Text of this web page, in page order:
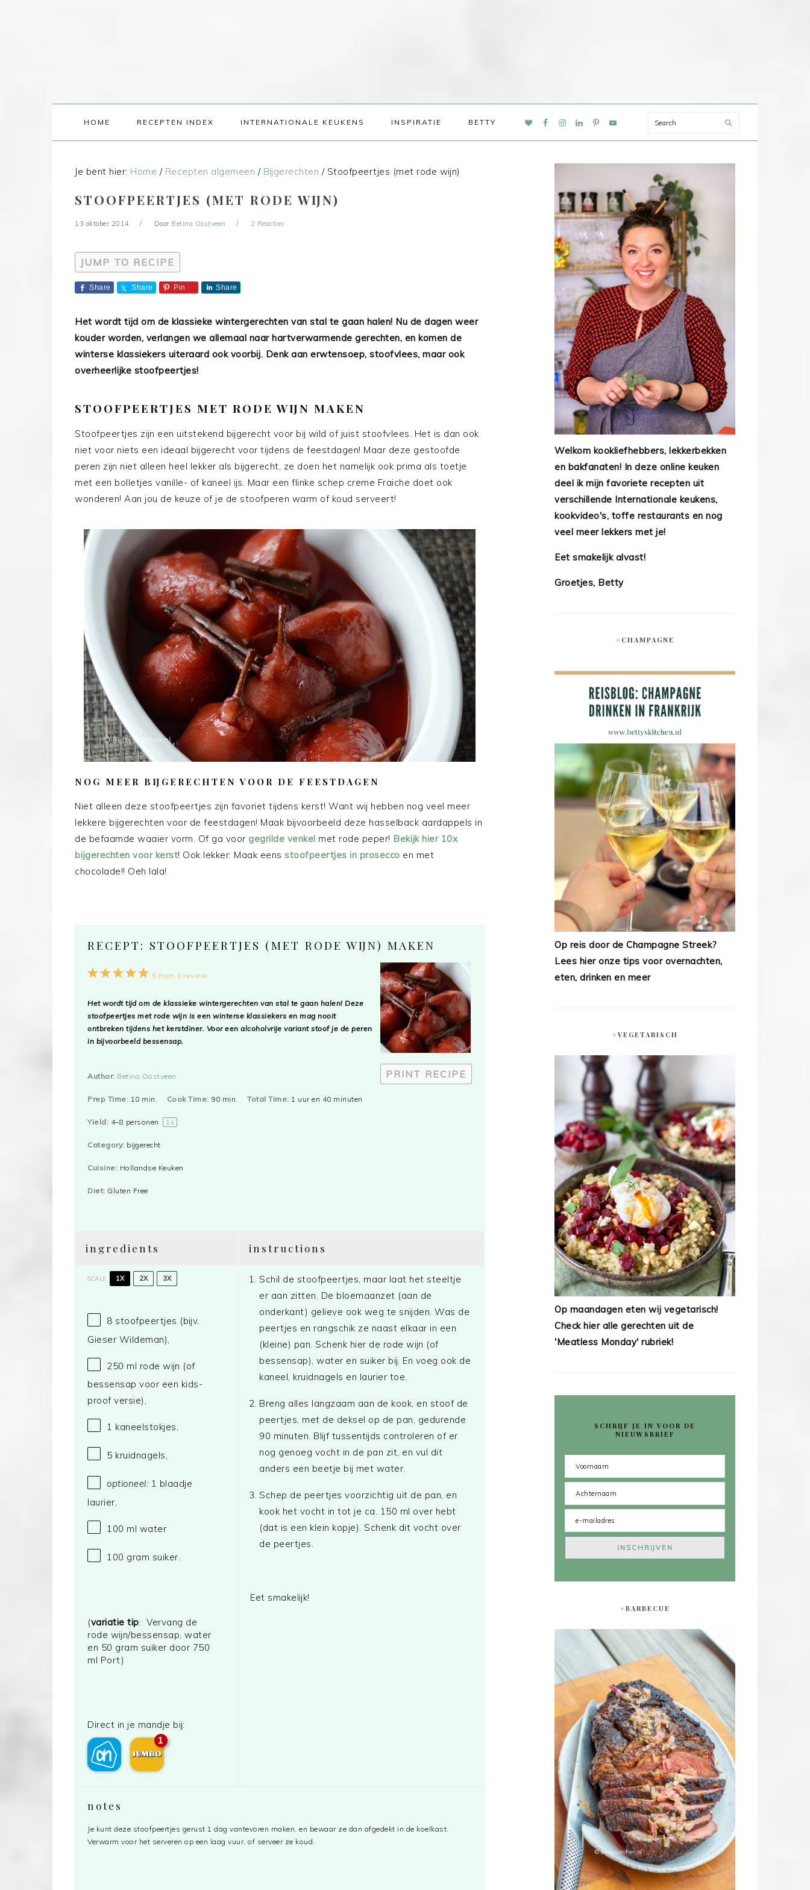
HOME RECEPTEN INDEX INTERNATIONALE KEUKENS INSPIRATIE BETTY
NAV
Search
Je bent hier: Home / Recepten algemeen / Bijgerechten /Stoofpeertjes (met rode wijn)
STOOFPEERTJES (MET RODE WIJN)
13 oktober 2014 Door Betina Oostveen 2 Reacties
JUMP TO RECIPE
Share Share Pin Share
Het wordt tijd om de klassieke wintergerechten van stal te gaan halen! Nu de dagen weer
kouder worden, verlangen we allemaal naar hartverwarmende gerechten, en komen de
winterse klassiekers uiteraard ook voorbij. Denk aan erwtensoep, stoofvlees, maar ook
overheerlijke stoofpeertjes!
STOOFPEERTJES MET RODE WIJN MAKEN
Stoofpeertjes zijn een uitstekend bijgerecht voor bij wild of juist stoofvlees. Het is dan ook
niet voor niets een ideaal bijgerecht voor tijdens de feestdagen! Maar deze gestoofde
peren zijn niet alleen heel lekker als bijgerecht, ze doen het namelijk ook prima als toetje
met een bolletjes vanille- of kaneel ijs. Maar een flinke schep creme Fraiche doet ook
wonderen! Aan jou de keuze of je de stoofperen warm of koud serveert!
NOG MEER BIJGERECHTEN VOOR DE FEESTDAGEN
Niet alleen deze stoofpeertjes zijn favoriet tijdens kerst! Want wij hebben nog veel meer
lekkere bijgerechten voor de feestdagen! Maak bijvoorbeeld deze hasselback aardappels in
de befaamde waaier vorm. Of ga voor gegrilde venkel met rode peper! Bekijk hier 10x
bijgerechten voor kerst! Ook lekker: Maak eens stoofpeertjes in prosecco en met
chocolade!! Oeh lala!
RECEPT: STOOFPEERTJES (MET RODE WIJN) MAKEN
PRINT RECIPE
5
4
3
2
1
5 from 1 review
Het wordt tijd om de klassieke wintergerechten van stal te gaan halen! Deze
stoofpeertjes met rode wijn is een winterse klassiekers en mag nooit
ontbreken tijdens het kerstdiner. Voor een alcoholvrije variant stoof je de peren
in bijvoorbeeld bessensap.
Author: Betina Oostveen
Prep Time: 10 min. Cook Time: 90 min. Total Time: 1 uur en 40 minuten
Yield: 4–8 personen 1x
Category: bijgerecht
Cuisine: Hollandse Keuken
Diet: Gluten Free
ingredients
SCALE 1X 2X 3X
8 stoofpeertjes (bijv.
Gieser Wildeman),
250 ml rode wijn (of
bessensap voor een kids-
proof versie),
1 kaneelstokjes,
5 kruidnagels,
optioneel: 1 blaadje
laurier,
100 ml water
100 gram suiker.
(variatie tip: Vervang de
rode wijn/bessensap, water
en 50 gram suiker door 750
ml Port)
Direct in je mandje bij:
1
instructions
Schil de stoofpeertjes, maar laat het steeltje
er aan zitten. De bloemaanzet (aan de
onderkant) gelieve ook weg te snijden. Was de
peertjes en rangschik ze naast elkaar in een
(kleine) pan. Schenk hier de rode wijn (of
bessensap), water en suiker bij. En voeg ook de
kaneel, kruidnagels en laurier toe.
Breng alles langzaam aan de kook, en stoof de
peertjes, met de deksel op de pan, gedurende
90 minuten. Blijf tussentijds controleren of er
nog genoeg vocht in de pan zit, en vul dit
anders een beetje bij met water.
Schep de peertjes voorzichtig uit de pan, en
kook het vocht in tot je ca. 150 ml over hebt
(dat is een klein kopje). Schenk dit vocht over
de peertjes.
Eet smakelijk!
notes
Je kunt deze stoofpeertjes gerust 1 dag vantevoren maken, en bewaar ze dan afgedekt in de koelkast.
Verwarm voor het serveren op een laag vuur, of serveer ze koud.
Welkom kookliefhebbers, lekkerbekken
en bakfanaten! In deze online keuken
deel ik mijn favoriete recepten uit
verschillende Internationale keukens,
kookvideo's, toffe restaurants en nog
veel meer lekkers met je!
Eet smakelijk alvast!
Groetjes, Betty
#CHAMPAGNE
Op reis door de Champagne Streek?
Lees hier onze tips voor overnachten,
eten, drinken en meer
#VEGETARISCH
Op maandagen eten wij vegetarisch!
Check hier alle gerechten uit de
'Meatless Monday' rubriek!
SCHRIJF JE IN VOOR DE
NIEUWSBRIEF
#BARBECUE